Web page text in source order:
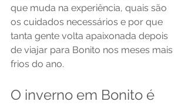
que muda na experiência, quais são
os cuidados necessários e por que
tanta gente volta apaixonada depois
de viajar para Bonito nos meses mais
frios do ano.
O inverno em Bonito é